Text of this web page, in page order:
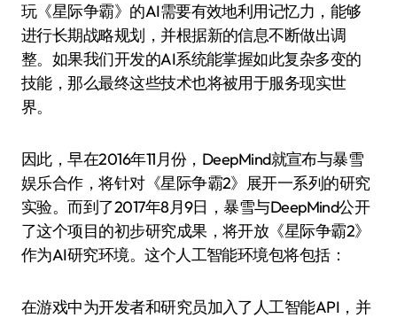
玩《星际争霸》的AI需要有效地利用记忆力，能够
进行长期战略规划，并根据新的信息不断做出调
整。如果我们开发的AI系统能掌握如此复杂多变的
技能，那么最终这些技术也将被用于服务现实世
界。
因此，早在2016年11月份，DeepMind就宣布与暴雪
娱乐合作，将针对《星际争霸2》展开一系列的研究
实验。而到了2017年8月9日，暴雪与DeepMind公开
了这个项目的初步研究成果，将开放《星际争霸2》
作为AI研究环境。这个人工智能环境包将包括：
在游戏中为开发者和研究员加入了人工智能API，并